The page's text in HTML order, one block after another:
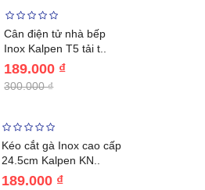
Cân điện tử nhà bếp
Inox Kalpen T5 tải t..
189.000 ₫
300.000 ₫
Kéo cắt gà Inox cao cấp
24.5cm Kalpen KN..
189.000 ₫